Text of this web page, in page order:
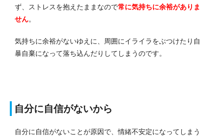
ず、ストレスを抱えたままなので常に気持ちに余裕がありま
せん。
気持ちに余裕がないゆえに、周囲にイライラをぶつけたり自
暴自棄になって落ち込んだりしてしまうのです。
自分に自信がないから
自分に自信がないことが原因で、情緒不安定になってしまう